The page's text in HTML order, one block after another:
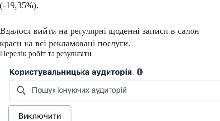
(-19,35%).
Вдалося вийти на регулярні щоденні записи в салон
краси на всі рекламовані послуги.
Перелік робіт та результати